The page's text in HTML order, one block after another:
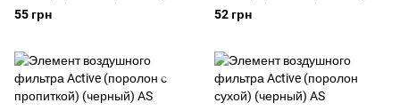
(желтый) AS
55 грн
(красный) AS
52 грн